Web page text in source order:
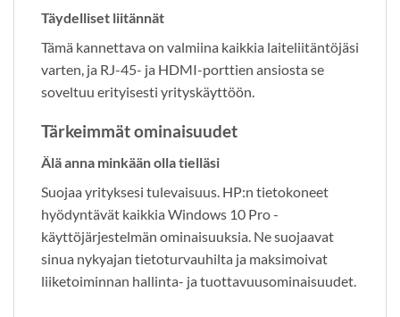
Täydelliset liitännät
Tämä kannettava on valmiina kaikkia laiteliitäntöjäsi
varten, ja RJ-45- ja HDMI-porttien ansiosta se
soveltuu erityisesti yrityskäyttöön.
Tärkeimmät ominaisuudet
Älä anna minkään olla tielläsi
Suojaa yrityksesi tulevaisuus. HP:n tietokoneet
hyödyntävät kaikkia Windows 10 Pro -
käyttöjärjestelmän ominaisuuksia. Ne suojaavat
sinua nykyajan tietoturvauhilta ja maksimoivat
liiketoiminnan hallinta- ja tuottavuusominaisuudet.